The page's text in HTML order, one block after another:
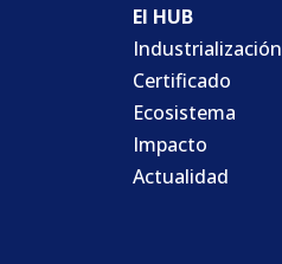
El HUB
Industrialización
Certificado
Ecosistema
Impacto
Actualidad